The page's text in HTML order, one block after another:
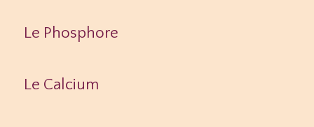
Le Phosphore
Le Calcium